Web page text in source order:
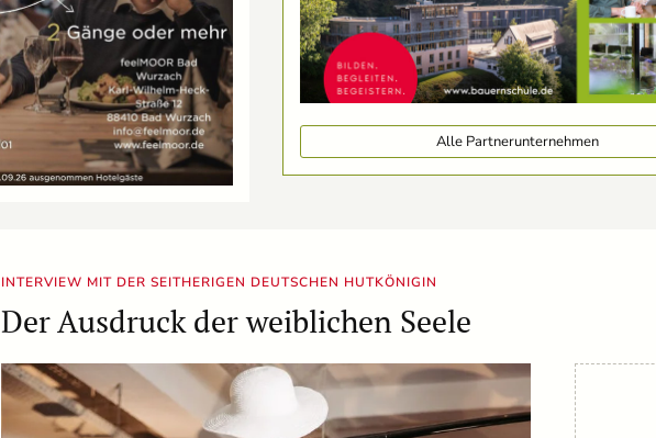
Alle Partnerunternehmen
INTERVIEW MIT DER SEITHERIGEN DEUTSCHEN HUTKÖNIGIN
Der Ausdruck der weiblichen Seele